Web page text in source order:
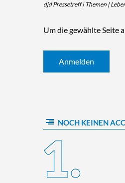
djd Pressetreff| Themen |
Um die gewählte Seite
Anmelden
NOCH KEINEN